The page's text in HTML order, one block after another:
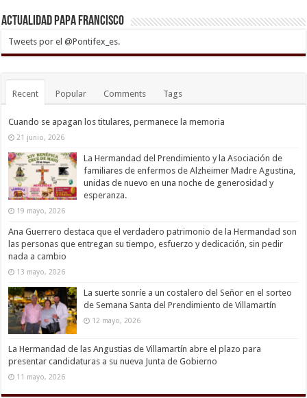
Actualidad Papa Francisco
Tweets por el @Pontifex_es.
Recent Popular Comments Tags
Cuando se apagan los titulares, permanece la memoria
21 junio, 2026
La Hermandad del Prendimiento y la Asociación de
familiares de enfermos de Alzheimer Madre Agustina,
unidas de nuevo en una noche de generosidad y
esperanza.
19 mayo, 2026
Ana Guerrero destaca que el verdadero patrimonio de la Hermandad son
las personas que entregan su tiempo, esfuerzo y dedicación, sin pedir
nada a cambio
13 mayo, 2026
La suerte sonríe a un costalero del Señor en el sorteo
de Semana Santa del Prendimiento de Villamartín
12 mayo, 2026
La Hermandad de las Angustias de Villamartín abre el plazo para
presentar candidaturas a su nueva Junta de Gobierno
11 mayo, 2026